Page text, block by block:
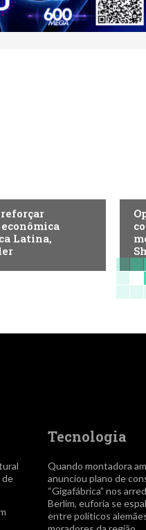
Latina,
de
Tecnologia
Quando montadora
anunciou plano de
“Gigafábrica” nos
Berlim, euforia se
entre políticos